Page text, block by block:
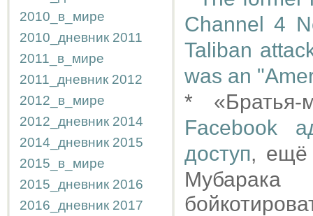
2010_в_мире
2010_дневник 2011
2011_в_мире
2011_дневник 2012
2012_в_мире
2012_дневник 2014
2014_дневник 2015
2015_в_мире
2015_дневник 2016
2016_дневник 2017
Channel 4
Taliban
was an
* «Братья-
Facebook
доступ, ещё